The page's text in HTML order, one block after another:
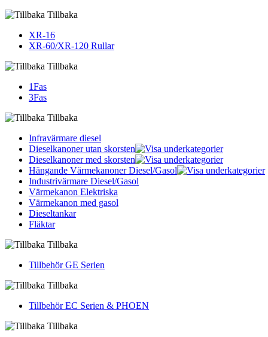
Tillbaka
XR-16
XR-60/XR-120 Rullar
Tillbaka
1Fas
3Fas
Tillbaka
Infravärmare diesel
Dieselkanoner utan skorsten
Dieselkanoner med skorsten
Hängande Värmekanoner Diesel/Gasol
Industrivärmare Diesel/Gasol
Värmekanon Elektriska
Värmekanon med gasol
Dieseltankar
Fläktar
Tillbaka
Tillbehör GE Serien
Tillbaka
Tillbehör EC Serien & PHOEN
Tillbaka